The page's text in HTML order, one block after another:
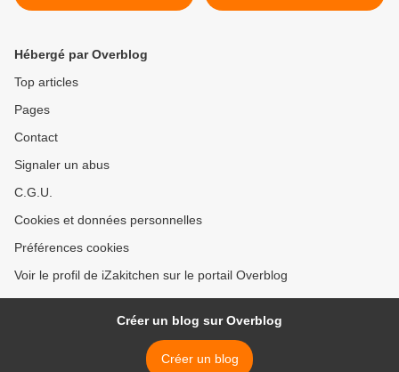
Michel Oliver (sans gluten)
Hébergé par Overblog
Top articles
Pages
Contact
Signaler un abus
C.G.U.
Cookies et données personnelles
Préférences cookies
Voir le profil de iZakitchen sur le portail Overblog
Créer un blog sur Overblog
Créer un blog